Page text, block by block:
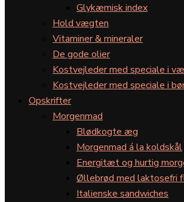
Glykæmisk index
Hold vægten
Vitaminer & mineraler
De gode olier
Kostvejleder med speciale i
Kostvejleder med speciale i
Opskrifter
Morgenmad
Blødkogte æg
Morgenmad á la koldskål
Energitæt og hurtig
Øllebrød med laktosefri
Italienske sandwiches